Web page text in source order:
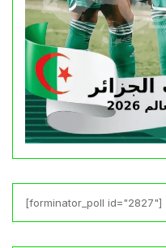
[forminator_poll id="2827"]